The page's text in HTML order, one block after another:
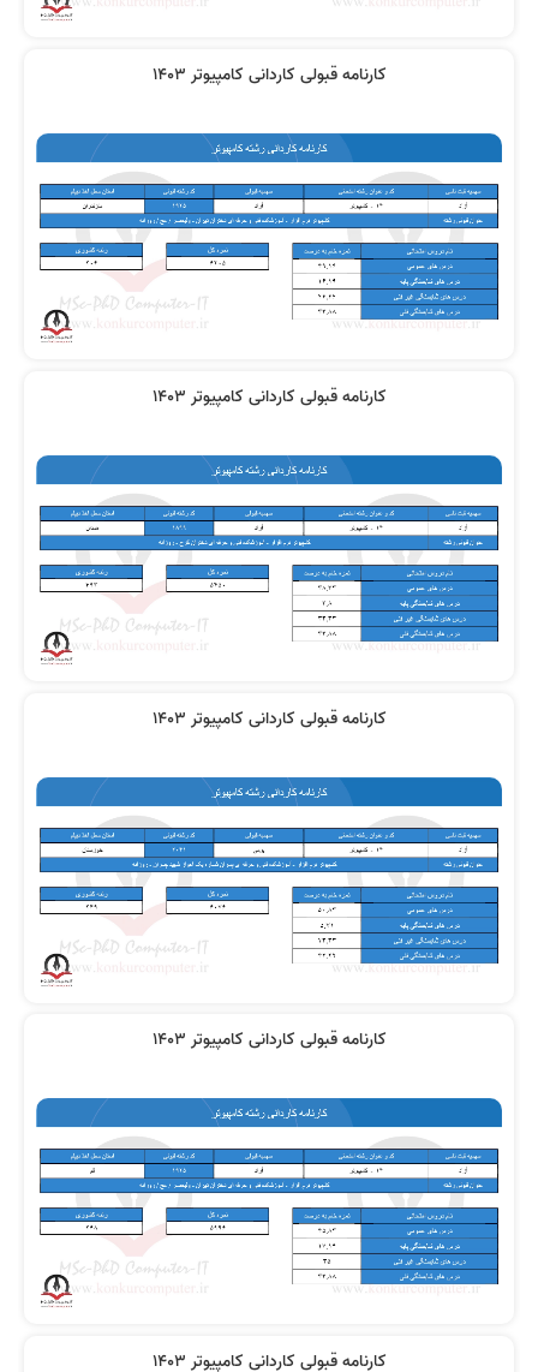
کارنامه قبولی کاردانی کامپیوتر 1403
کارنامه قبولی کاردانی کامپیوتر 1403
کارنامه قبولی کاردانی کامپیوتر 1403
کارنامه قبولی کاردانی کامپیوتر 1403
کارنامه قبولی کاردانی کامپیوتر 1403